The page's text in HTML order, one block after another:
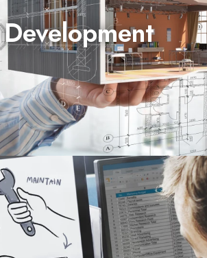
Development
připravuje a staví projekty